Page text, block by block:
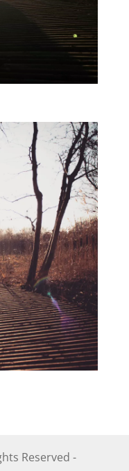
Reserved -